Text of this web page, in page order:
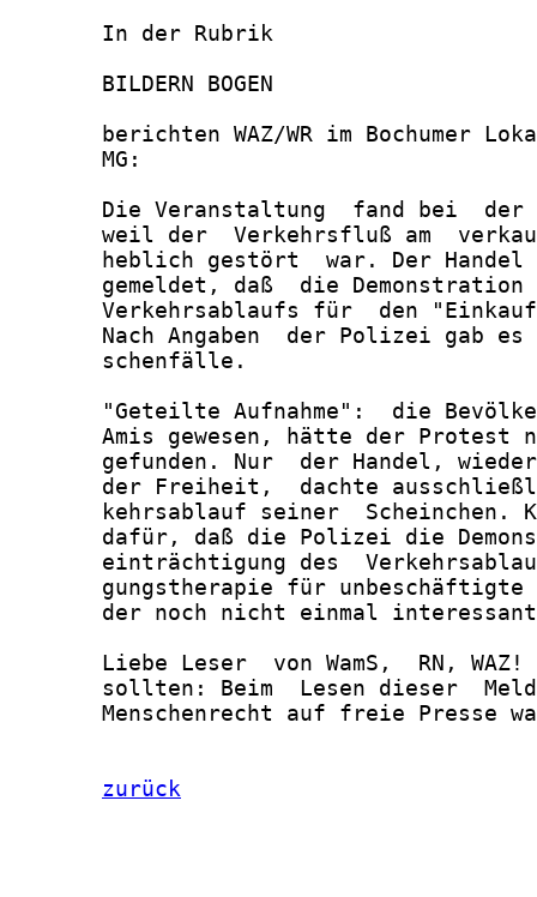
       In der Rubrik
       BILDERN BOGEN
berichten WAZ/WR im Bochumer
       MG:
Die Veranstaltung  fand bei
weil der  Verkehrsfluß am
heblich gestört  war. Der
gemeldet, daß  die
Verkehrsablaufs für  den
Nach Angaben  der Polizei gab
       schenfälle.
"Geteilte Aufnahme":  die
Amis gewesen, hätte der Protest
gefunden. Nur  der Handel,
der Freiheit,  dachte
kehrsablauf seiner  Scheinchen.
dafür, daß die Polizei die
einträchtigung des
gungstherapie für
der noch nicht einmal
Liebe Leser  von WamS,  RN,
sollten: Beim  Lesen dieser
Menschenrecht auf freie Presse
zurück